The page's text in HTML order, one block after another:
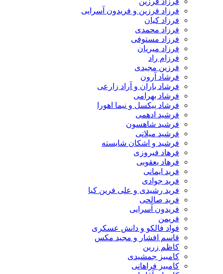
فرزاد فرزین و فریدون آسرایی
فرزاد کیان
فرزاد محمدی
فرزاد مستوفی
فرزاد میریان
فرزام راد
فرزین مجیدی
فرشاد آرون
فرشاد باران و آراد زارعی
فرشاد بهرامی
فرشاد پیکسل و نیما اهورا
فرشید ادهمی
فرشید شاهسون
فرشید میلانی
فرشید و اشکان شایسته
فرهاد فیروزی
فرهاد یعقوبی
فرید ایمانی
فرید جوادی
فرید رشیدی و علی فرین کیا
فرید صالحی
فریدون آسرایی
فریمن
فواد فالکو و دانش عسکری
قاسم افشار و مجید مکس
کاظم زرین
کامبیز جمشیدی
کامبیز فراهانی